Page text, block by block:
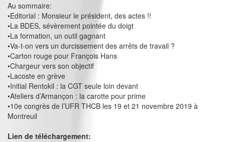
Au sommaire:
•Editorial : Monsieur le président, des actes !!
•La BDES, sévèrement pointée du doigt
•La formation, un outil gagnant
•Va-t-on vers un durcissement des arrêts de travail ?
•Carton rouge pour François Hans
•Chargeur vers son objectif
•Lacoste en grève
•Initial Rentokil : la CGT seule loin devant
•Ateliers d’Armançon : la carotte pour prime
•10e congrès de l’UFR THCB les 19 et 21 novembre 2019 à
Montreuil
Lien de téléchargement: